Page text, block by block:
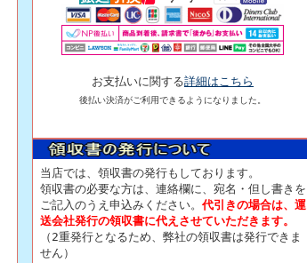
お支払いに関する詳細はこちら
後払い決済がご利用できるようになりました。
当店では、領収書の発行もしております。
領収書の必要な方は、連絡欄に、宛名・但し書きを
ご記入のうえ申込みください。 代引きの場合は、運
送会社発行の領収書に代えさせていただきます。
（2重発行となるため、弊社の領収書は発行できま
せん）